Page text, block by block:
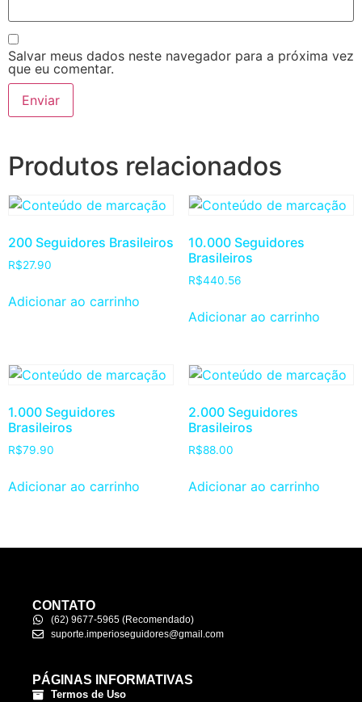
Salvar meus dados neste navegador para a próxima vez
que eu comentar.
Produtos relacionados
200 Seguidores Brasileiros
R$27.90
Adicionar ao carrinho
10.000 Seguidores
Brasileiros
R$440.56
Adicionar ao carrinho
1.000 Seguidores
Brasileiros
R$79.90
Adicionar ao carrinho
2.000 Seguidores
Brasileiros
R$88.00
Adicionar ao carrinho
CONTATO
(62) 9677-5965 (Recomendado)
suporte.imperioseguidores@gmail.com
PÁGINAS INFORMATIVAS
Termos de Uso